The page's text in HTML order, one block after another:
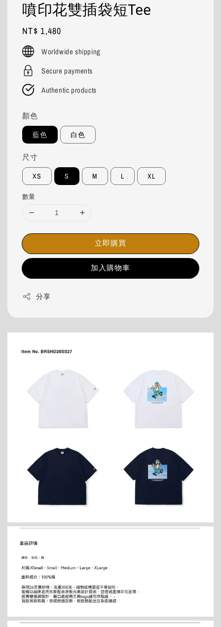
噴印花雙插袋短Tee
Regular
price
NT$ 1,480
Worldwide shipping
Secure payments
Authentic products
顏色
藍色 白色
尺寸
XS S M L XL
數量
立即購買
加入購物車
分享